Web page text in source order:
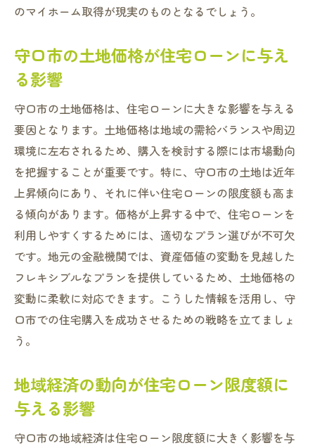
のマイホーム取得が現実のものとなるでしょう。
守口市の土地価格が住宅ローンに与え
る影響
守口市の土地価格は、住宅ローンに大きな影響を与える
要因となります。土地価格は地域の需給バランスや周辺
環境に左右されるため、購入を検討する際には市場動向
を把握することが重要です。特に、守口市の土地は近年
上昇傾向にあり、それに伴い住宅ローンの限度額も高ま
る傾向があります。価格が上昇する中で、住宅ローンを
利用しやすくするためには、適切なプラン選びが不可欠
です。地元の金融機関では、資産価値の変動を見越した
フレキシブルなプランを提供しているため、土地価格の
変動に柔軟に対応できます。こうした情報を活用し、守
口市での住宅購入を成功させるための戦略を立てましょ
う。
地域経済の動向が住宅ローン限度額に
与える影響
守口市の地域経済は住宅ローン限度額に大きく影響を与